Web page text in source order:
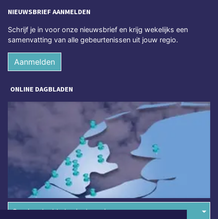
NIEUWSBRIEF AANMELDEN
Schrijf je in voor onze nieuwsbrief en krijg wekelijks een
samenvatting van alle gebeurtenissen uit jouw regio.
Aanmelden
ONLINE DAGBLADEN
Overige dagbladen in de regio